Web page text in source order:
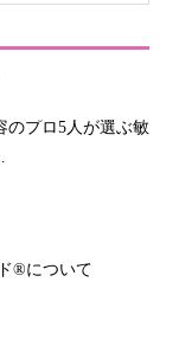
のプロ5人が選ぶ敏
®について